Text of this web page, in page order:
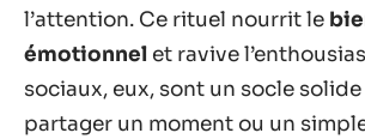
l’attention. Ce rituel nourrit le
émotionnel et ravive
sociaux, eux, sont un socle solide
partager un moment ou un